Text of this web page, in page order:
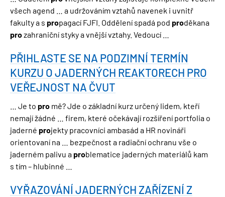
všech agend … a udržováním vztahů navenek i uvnitř
fakulty a s propagací FJFI. Oddělení spadá pod proděkana
prozahraniční styky a vnější vztahy. Vedoucí …
PŘIHLASTE SE NA PODZIMNÍ TERMÍN
KURZU O JADERNÝCH REAKTORECH PRO
VEŘEJNOST NA ČVUT
… Je to pro mě? Jde o základní kurz určený lidem, kteří
nemají žádné … firem, které očekávají rozšíření portfolia o
jaderné projekty pracovníci ambasád a HR novináři
orientovaní na … bezpečnost a radiační ochranu vše o
jaderném palivu aproblematice jaderných materiálů kam
s tím – hlubinné …
VYŘAZOVÁNÍ JADERNÝCH ZAŘÍZENÍ Z